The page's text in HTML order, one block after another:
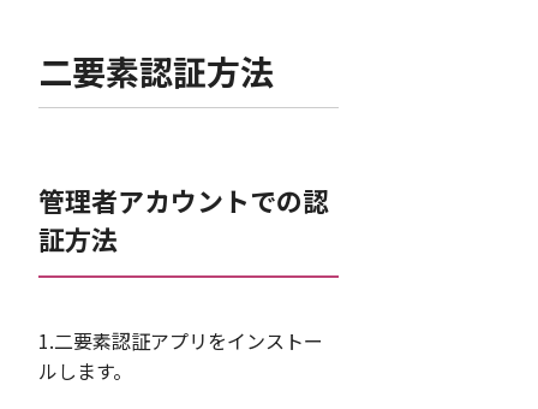
二要素認証方法
管理者アカウントでの認
証方法
1.二要素認証アプリをインストー
ルします。